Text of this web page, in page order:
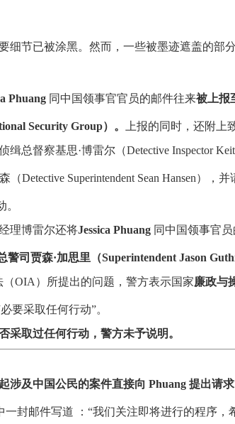
细节已被涂黑。然而，一些被墨迹遮盖的部
Phuang 同中国领事官官员的邮件往来被上报
Security Group）。
上报的同时，还附上
缉总督察基思·博雷尔（Detective Inspector
（Detective Superintendent Sean Hansen）
理博雷尔还将Jessica Phuang 同中国领事官
警司贾森·加思里（Superintendent Jason
OIA）所提出的问题，警方表示国家廉政与
要采取任何行动”。
采取过任何行动，警方未予说明。
涉及中国公民的案件直接向 Phuang 提出请求
一封邮件写道 ：“我们关注即将进行的程序